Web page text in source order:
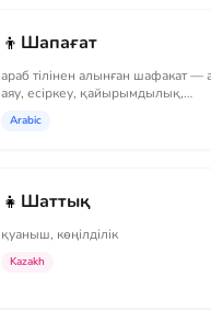
👦 Шапағат
араб тілінен алынған шафакат —
аяу, есіркеу, қайырымдылық,
Arabic
👧 Шаттық
қуаныш, көңілділік
Kazakh